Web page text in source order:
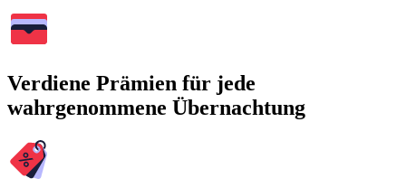
Verdiene Prämien für jede
wahrgenommene Übernachtung